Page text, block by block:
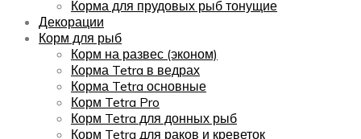
Корма для прудовых рыб тонущие
Декорации
Корм для рыб
Корм на развес (эконом)
Корма Tetra в ведрах
Корма Tetra основные
Корм Tetra Pro
Корм Tetra для донных рыб
Корм Tetra для раков и креветок